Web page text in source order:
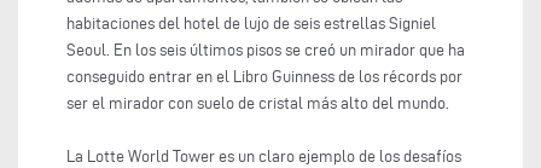
habitaciones del hotel de lujo de seis estrellas Signiel
Seoul. En los seis últimos pisos se creó un mirador que ha
conseguido entrar en el Libro Guinness de los récords por
ser el mirador con suelo de cristal más alto del mundo.
La Lotte World Tower es un claro ejemplo de los desafíos